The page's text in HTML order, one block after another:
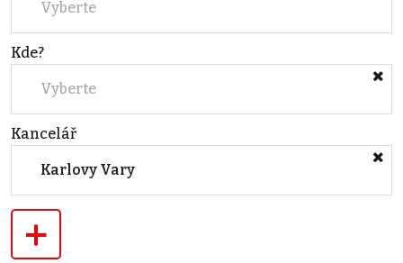
Vyberte
Kde?
Vyberte
Kancelář
Karlovy Vary
+